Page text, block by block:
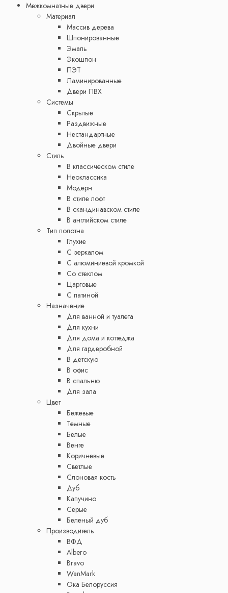
Межкомнатные двери
Материал
Массив дерева
Шпонированные
Эмаль
Экошпон
ПЭТ
Ламинированные
Двери ПВХ
Системы
Скрытые
Раздвижные
Нестандартные
Двойные двери
Стиль
В классическом стиле
Неоклассика
Модерн
В стиле лофт
В скандинавском стиле
В английском стиле
Тип полотна
Глухие
С зеркалом
С алюминиевой кромкой
Со стеклом
Царговые
С патиной
Назначение
Для ванной и туалета
Для кухни
Для дома и коттеджа
Для гардеробной
В детскую
В офис
В спальню
Для зала
Цвет
Бежевые
Темные
Белые
Венге
Коричневые
Светлые
Слоновая кость
Дуб
Капучино
Серые
Беленый дуб
Производитель
ВФД
Albero
Bravo
WanMark
Ока Белоруссия